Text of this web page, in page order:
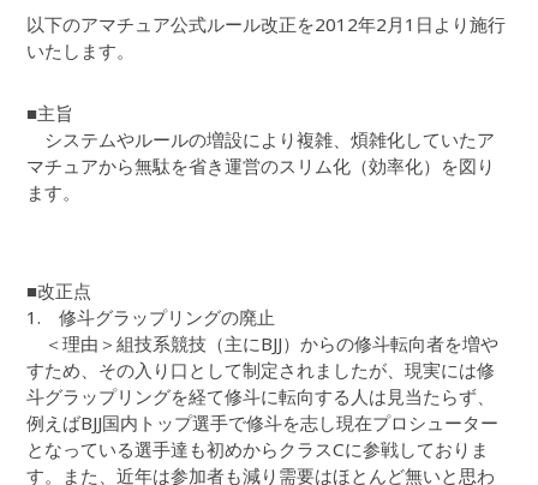
以下のアマチュア公式ルール改正を2012年2月1日より施行
いたします。
■主旨
システムやルールの増設により複雑、煩雑化していたア
マチュアから無駄を省き運営のスリム化（効率化）を図り
ます。
■改正点
1. 修斗グラップリングの廃止
＜理由＞組技系競技（主にBJJ）からの修斗転向者を増や
すため、その入り口として制定されましたが、現実には修
斗グラップリングを経て修斗に転向する人は見当たらず、
例えばBJJ国内トップ選手で修斗を志し現在プロシューター
となっている選手達も初めからクラスCに参戦しておりま
す。また、近年は参加者も減り需要はほとんど無いと思わ